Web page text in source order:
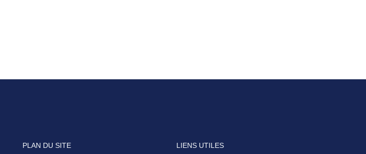
PLAN DU SITE LIENS UTILES